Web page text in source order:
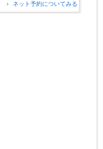
ネット予約についてみる